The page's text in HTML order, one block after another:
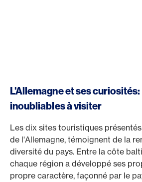
L'Allemagne et ses
inoubliables à visiter
Les dix sites touristiques
de l'Allemagne, témoignent de la
diversité du pays. Entre la côte
chaque région a développé ses
propre caractère, façonné par le